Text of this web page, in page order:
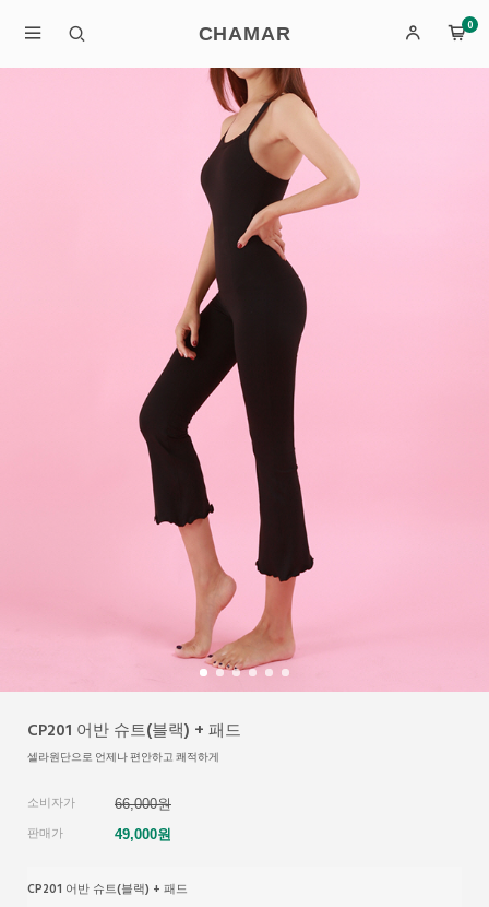
CHAMAR 0
CP201 어반 슈트(블랙) + 패드
셀라원단으로 언제나 편안하고 쾌적하게
소비자가
66,000원
판매가
49,000원
CP201 어반 슈트(블랙) + 패드